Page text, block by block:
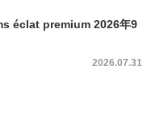
éclat premium 2026年9
2026.07.31